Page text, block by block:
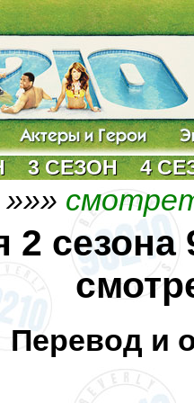
3 СЕЗОН 4
»»»
2
Перевод и